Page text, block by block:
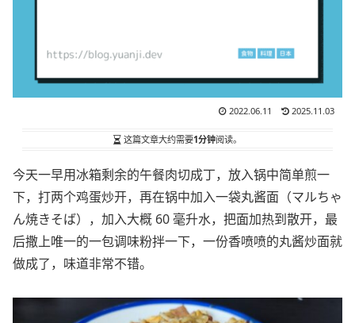
2022.06.11 2025.11.03
这篇文章大约需要1分钟阅读。
今天一早用冰箱剩余的午餐肉切成丁，放入锅中简单煎一
下，打两个鸡蛋炒开，再在锅中加入一袋丸酱面（マルちゃ
ん焼きそば），加入大概 60 毫升水，把面加热到散开，最
后撒上唯一的一包调味粉拌一下，一份香喷喷的丸酱炒面就
做成了，味道非常不错。